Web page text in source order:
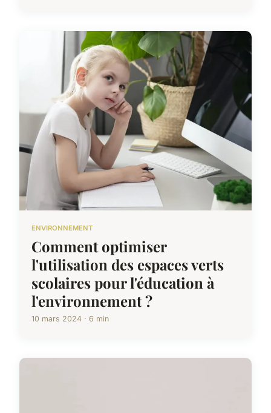
ENVIRONNEMENT
Comment optimiser
l'utilisation des espaces verts
scolaires pour l'éducation à
l'environnement ?
10 mars 2024 · 6 min